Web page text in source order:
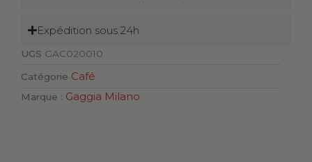
Expédition sous 24h
UGS GAC020010
Catégorie Café
Marque : Gaggia Milano